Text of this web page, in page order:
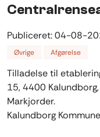
Publiceret:04-08-
Øvrige Afgørelse
Tilladelse til
15, 4400
Markjorder.
Kalundborg